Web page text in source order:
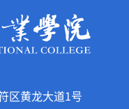
区黄龙大道1号